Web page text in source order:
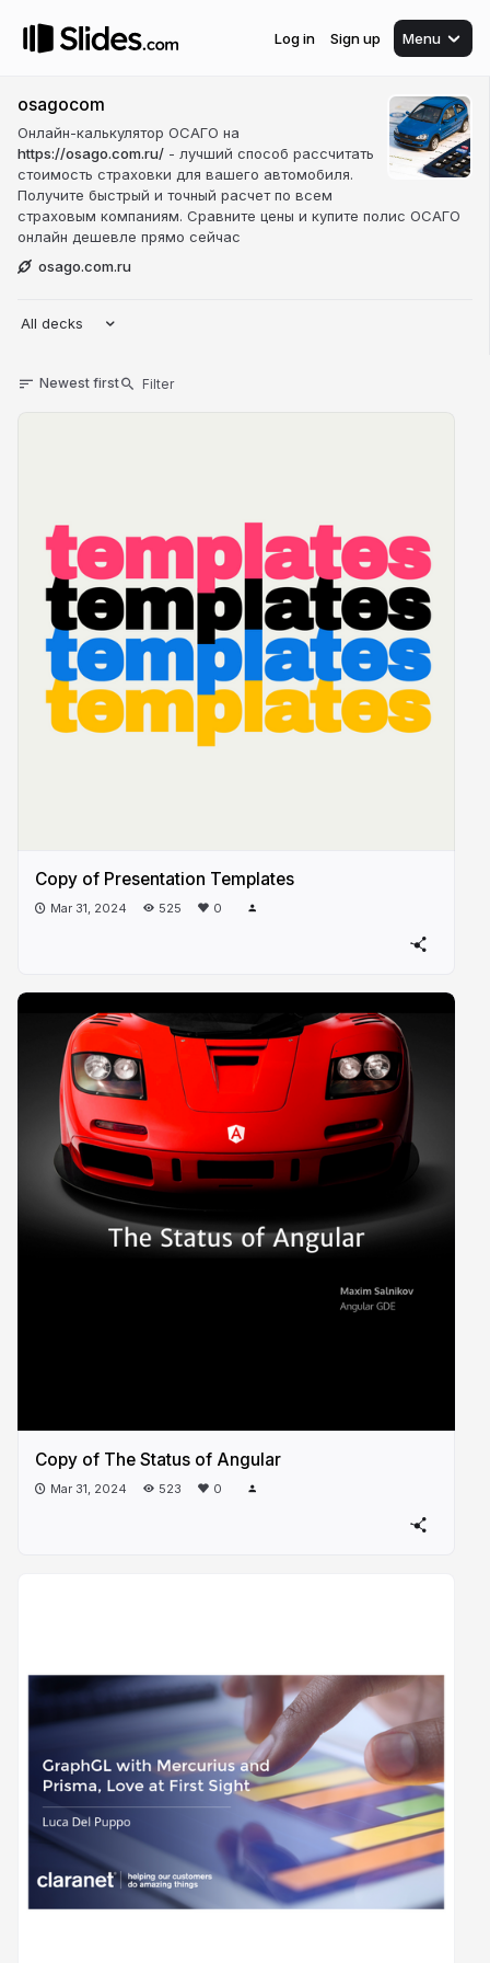
Log in Sign up Menu
osagocom
Онлайн-калькулятор ОСАГО на
https://osago.com.ru/ - лучший способ рассчитать
стоимость страховки для вашего автомобиля.
Получите быстрый и точный расчет по всем
страховым компаниям. Сравните цены и купите полис ОСАГО
онлайн дешевле прямо сейчас
osago.com.ru
All decks
Newest first
Copy of Presentation Templates
Mar 31, 2024 525 0
Copy of The Status of Angular
Mar 31, 2024 523 0